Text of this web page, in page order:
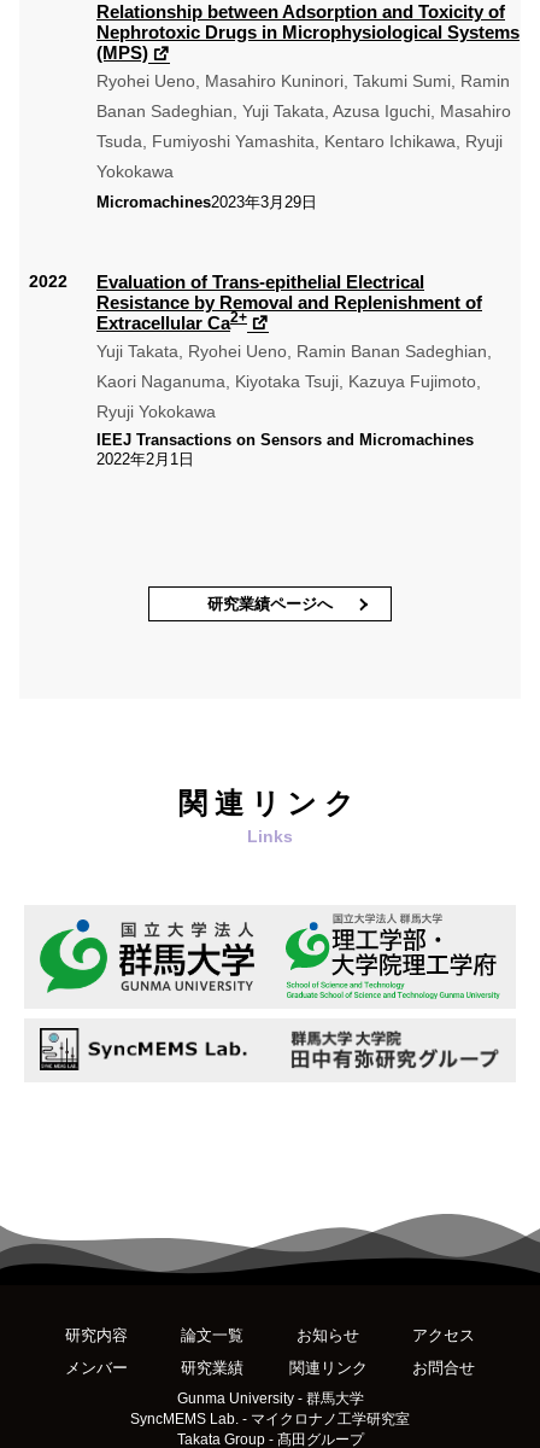
Relationship between Adsorption and Toxicity of
Nephrotoxic Drugs in Microphysiological Systems
(MPS)
Ryohei Ueno, Masahiro Kuninori, Takumi Sumi, Ramin
Banan Sadeghian, Yuji Takata, Azusa Iguchi, Masahiro
Tsuda, Fumiyoshi Yamashita, Kentaro Ichikawa, Ryuji
Yokokawa
Micromachines2023年3月29日
Evaluation of Trans-epithelial Electrical
Resistance by Removal and Replenishment of
Extracellular Ca2+
Yuji Takata, Ryohei Ueno, Ramin Banan Sadeghian,
Kaori Naganuma, Kiyotaka Tsuji, Kazuya Fujimoto,
Ryuji Yokokawa
IEEJ Transactions on Sensors and Micromachines
2022年2月1日
研究業績ページへ
関連リンク
Gunma University - 群馬大学
SyncMEMS Lab. - マイクロナノ工学研究室
Takata Group - 髙田グループ
研究内容
メンバー
論文一覧
研究業績
お知らせ
関連リンク
アクセス
お問合せ